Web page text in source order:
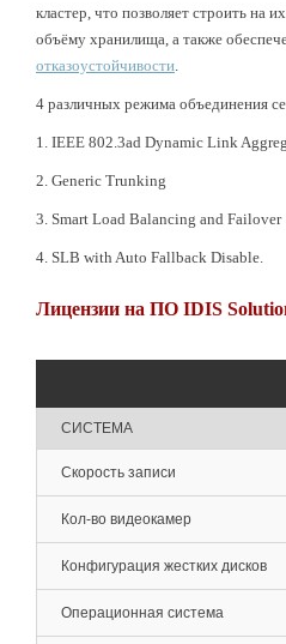
кластер, что позволяет строить на
объёму хранилища, а также
отказоустойчивости.
4 различных режима объединения
1. IEEE 802.3ad Dynamic Link
2. Generic Trunking
3. Smart Load Balancing and Failover
4. SLB with Auto Fallback Disable.
Лицензии на ПО IDIS
СИСТЕМА
Скорость записи
Кол-во видеокамер
Конфигурация жестких дисков
Операционная система